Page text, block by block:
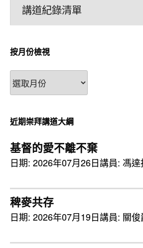
講道紀錄清單
按月份檢視
按
月
檢
視
近期崇拜講道大綱
基督的愛不離不棄
日期: 2026年07月26日講員: 馮
稗麥共存
日期: 2026年07月19日講員: 關